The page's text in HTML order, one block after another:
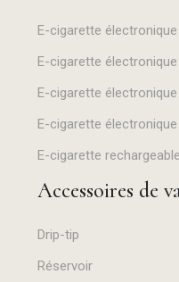
E-cigarette
E-cigarette
E-cigarette
E-cigarette
E-cigarette rechargeable
Accessoires de
Drip-tip
Réservoir